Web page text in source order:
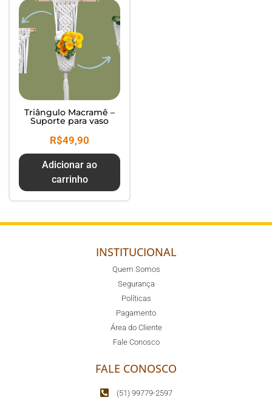
Triângulo Macramê –
Suporte para vaso
R$49,90
Adicionar ao
carrinho
INSTITUCIONAL
Quem Somos
Segurança
Políticas
Pagamento
Área do Cliente
Fale Conosco
FALE CONOSCO
(51) 99779-2597